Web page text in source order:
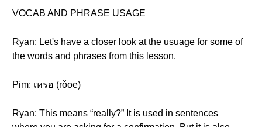
VOCAB AND PHRASE USAGE
Ryan: Let's have a closer look at the usuage for some of
the words and phrases from this lesson.
Pim: เหรอ (rǒoe)
Ryan: This means “really?” It is used in sentences